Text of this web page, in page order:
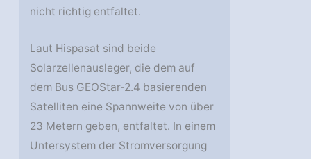
nicht richtig entfaltet.
Laut Hispasat sind beide
Solarzellenausleger, die dem auf
dem Bus GEOStar-2.4 basierenden
Satelliten eine Spannweite von über
23 Metern geben, entfaltet. In einem
Untersystem der Stromversorgung